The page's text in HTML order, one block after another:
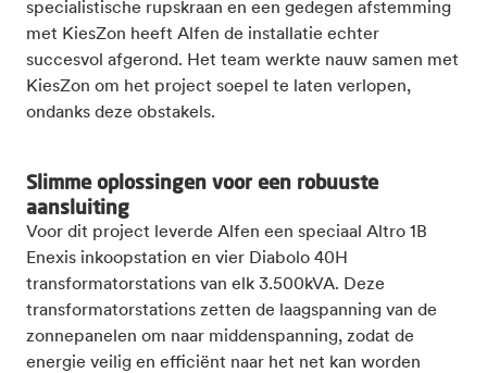
specialistische rupskraan en een gedegen afstemming
met KiesZon heeft Alfen de installatie echter
succesvol afgerond. Het team werkte nauw samen met
KiesZon om het project soepel te laten verlopen,
ondanks deze obstakels.
Slimme oplossingen voor een robuuste
aansluiting
Voor dit project leverde Alfen een speciaal Altro 1B
Enexis inkoopstation en vier Diabolo 40H
transformatorstations van elk 3.500kVA. Deze
transformatorstations zetten de laagspanning van de
zonnepanelen om naar middenspanning, zodat de
energie veilig en efficiënt naar het net kan worden